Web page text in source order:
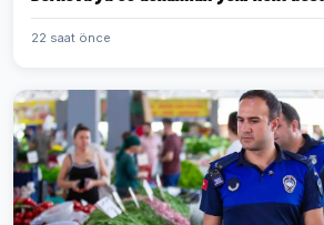
22 saat önce